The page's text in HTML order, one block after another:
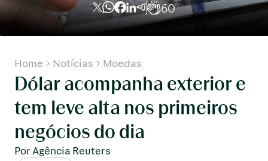
60
Home Notícias Moedas
Dólar acompanha exterior e
tem leve alta nos primeiros
negócios do dia
Por Agência Reuters